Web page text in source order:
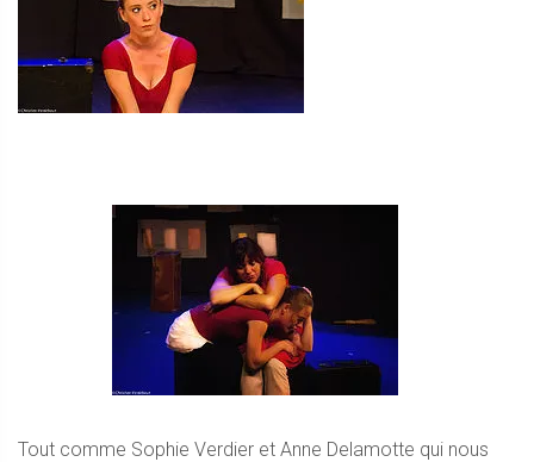
Tout comme Sophie Verdier et Anne Delamotte qui nous